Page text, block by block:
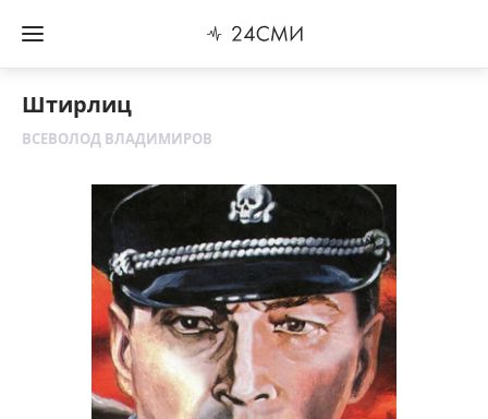
Штирлиц
ВСЕВОЛОД ВЛАДИМИРОВ